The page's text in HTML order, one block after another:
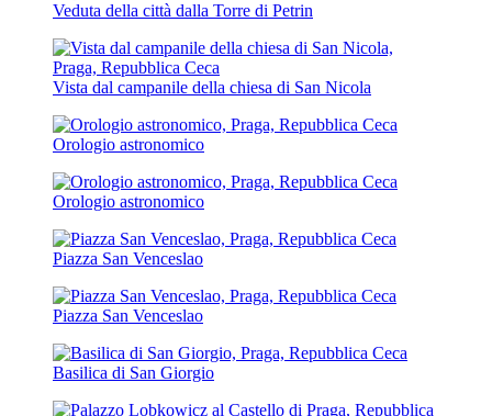
Veduta della città dalla Torre di Petrin
Vista dal campanile della chiesa di San Nicola
Orologio astronomico
Orologio astronomico
Piazza San Venceslao
Piazza San Venceslao
Basilica di San Giorgio